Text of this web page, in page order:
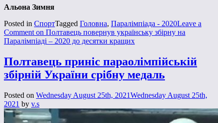
Альона Зимня
Posted in СпортTagged Головна, Паралімпіада - 2020Leave a
Comment on Полтавець повернув українську збірну на
Паралімпіаді – 2020 до десятки кращих
Полтавець приніс параолімпійській
збірній України срібну медаль
Posted on Wednesday August 25th, 2021Wednesday August 25th,
2021 by v.s